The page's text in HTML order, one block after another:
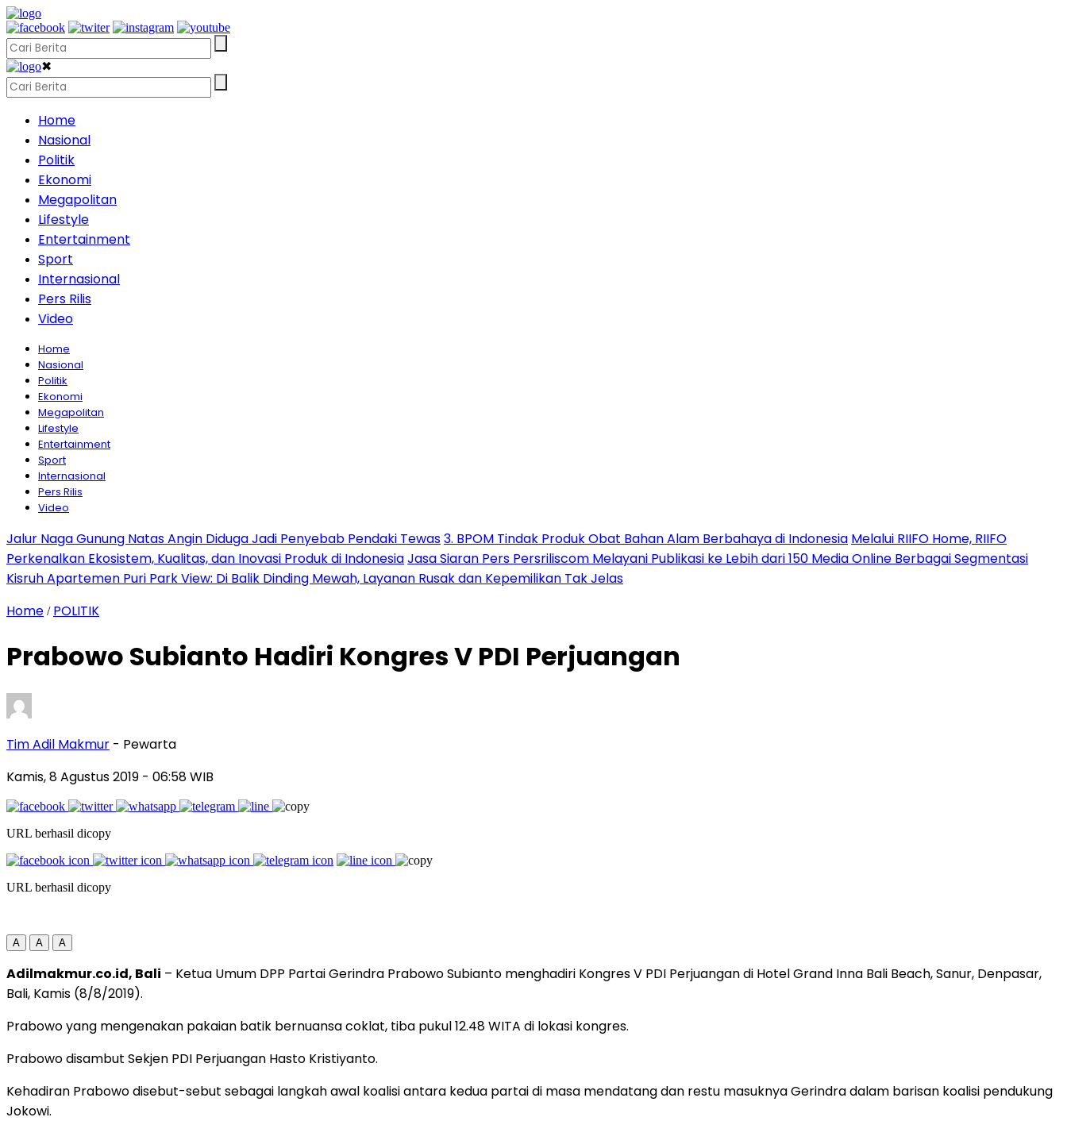
✖
Home
Nasional
Politik
Ekonomi
Megapolitan
Lifestyle
Entertainment
Sport
Internasional
Pers Rilis
Video
Home
Nasional
Politik
Ekonomi
Megapolitan
Lifestyle
Entertainment
Sport
Internasional
Pers Rilis
Video
Jalur Naga Gunung Natas Angin Diduga Jadi Penyebab Pendaki Tewas3. BPOM Tindak Produk Obat Bahan Alam Berbahaya di Indonesia Melalui RIIFO Home, RIIFO
Perkenalkan Ekosistem, Kualitas, dan Inovasi Produk di IndonesiaJasa Siaran Pers Persriliscom Melayani Publikasi ke Lebih dari 150 Media Online Berbagai Segmentasi
Kisruh Apartemen Puri Park View: Di Balik Dinding Mewah, Layanan Rusak dan Kepemilikan Tak Jelas
Home / POLITIK
Prabowo Subianto Hadiri Kongres V PDI Perjuangan
Tim Adil Makmur - Pewarta
Kamis, 8 Agustus 2019 - 06:58 WIB
URL berhasil dicopy
URL berhasil dicopy
A A A
Adilmakmur.co.id, Bali – Ketua Umum DPP Partai Gerindra Prabowo Subianto menghadiri Kongres V PDI Perjuangan di Hotel Grand Inna Bali Beach, Sanur, Denpasar,
Bali, Kamis (8/8/2019).
Prabowo yang mengenakan pakaian batik bernuansa coklat, tiba pukul 12.48 WITA di lokasi kongres.
Prabowo disambut Sekjen PDI Perjuangan Hasto Kristiyanto.
Kehadiran Prabowo disebut-sebut sebagai langkah awal koalisi antara kedua partai di masa mendatang dan restu masuknya Gerindra dalam barisan koalisi pendukung
Jokowi.